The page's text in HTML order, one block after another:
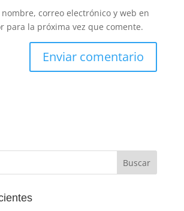
correo electrónico y web en
para la próxima vez que comente.